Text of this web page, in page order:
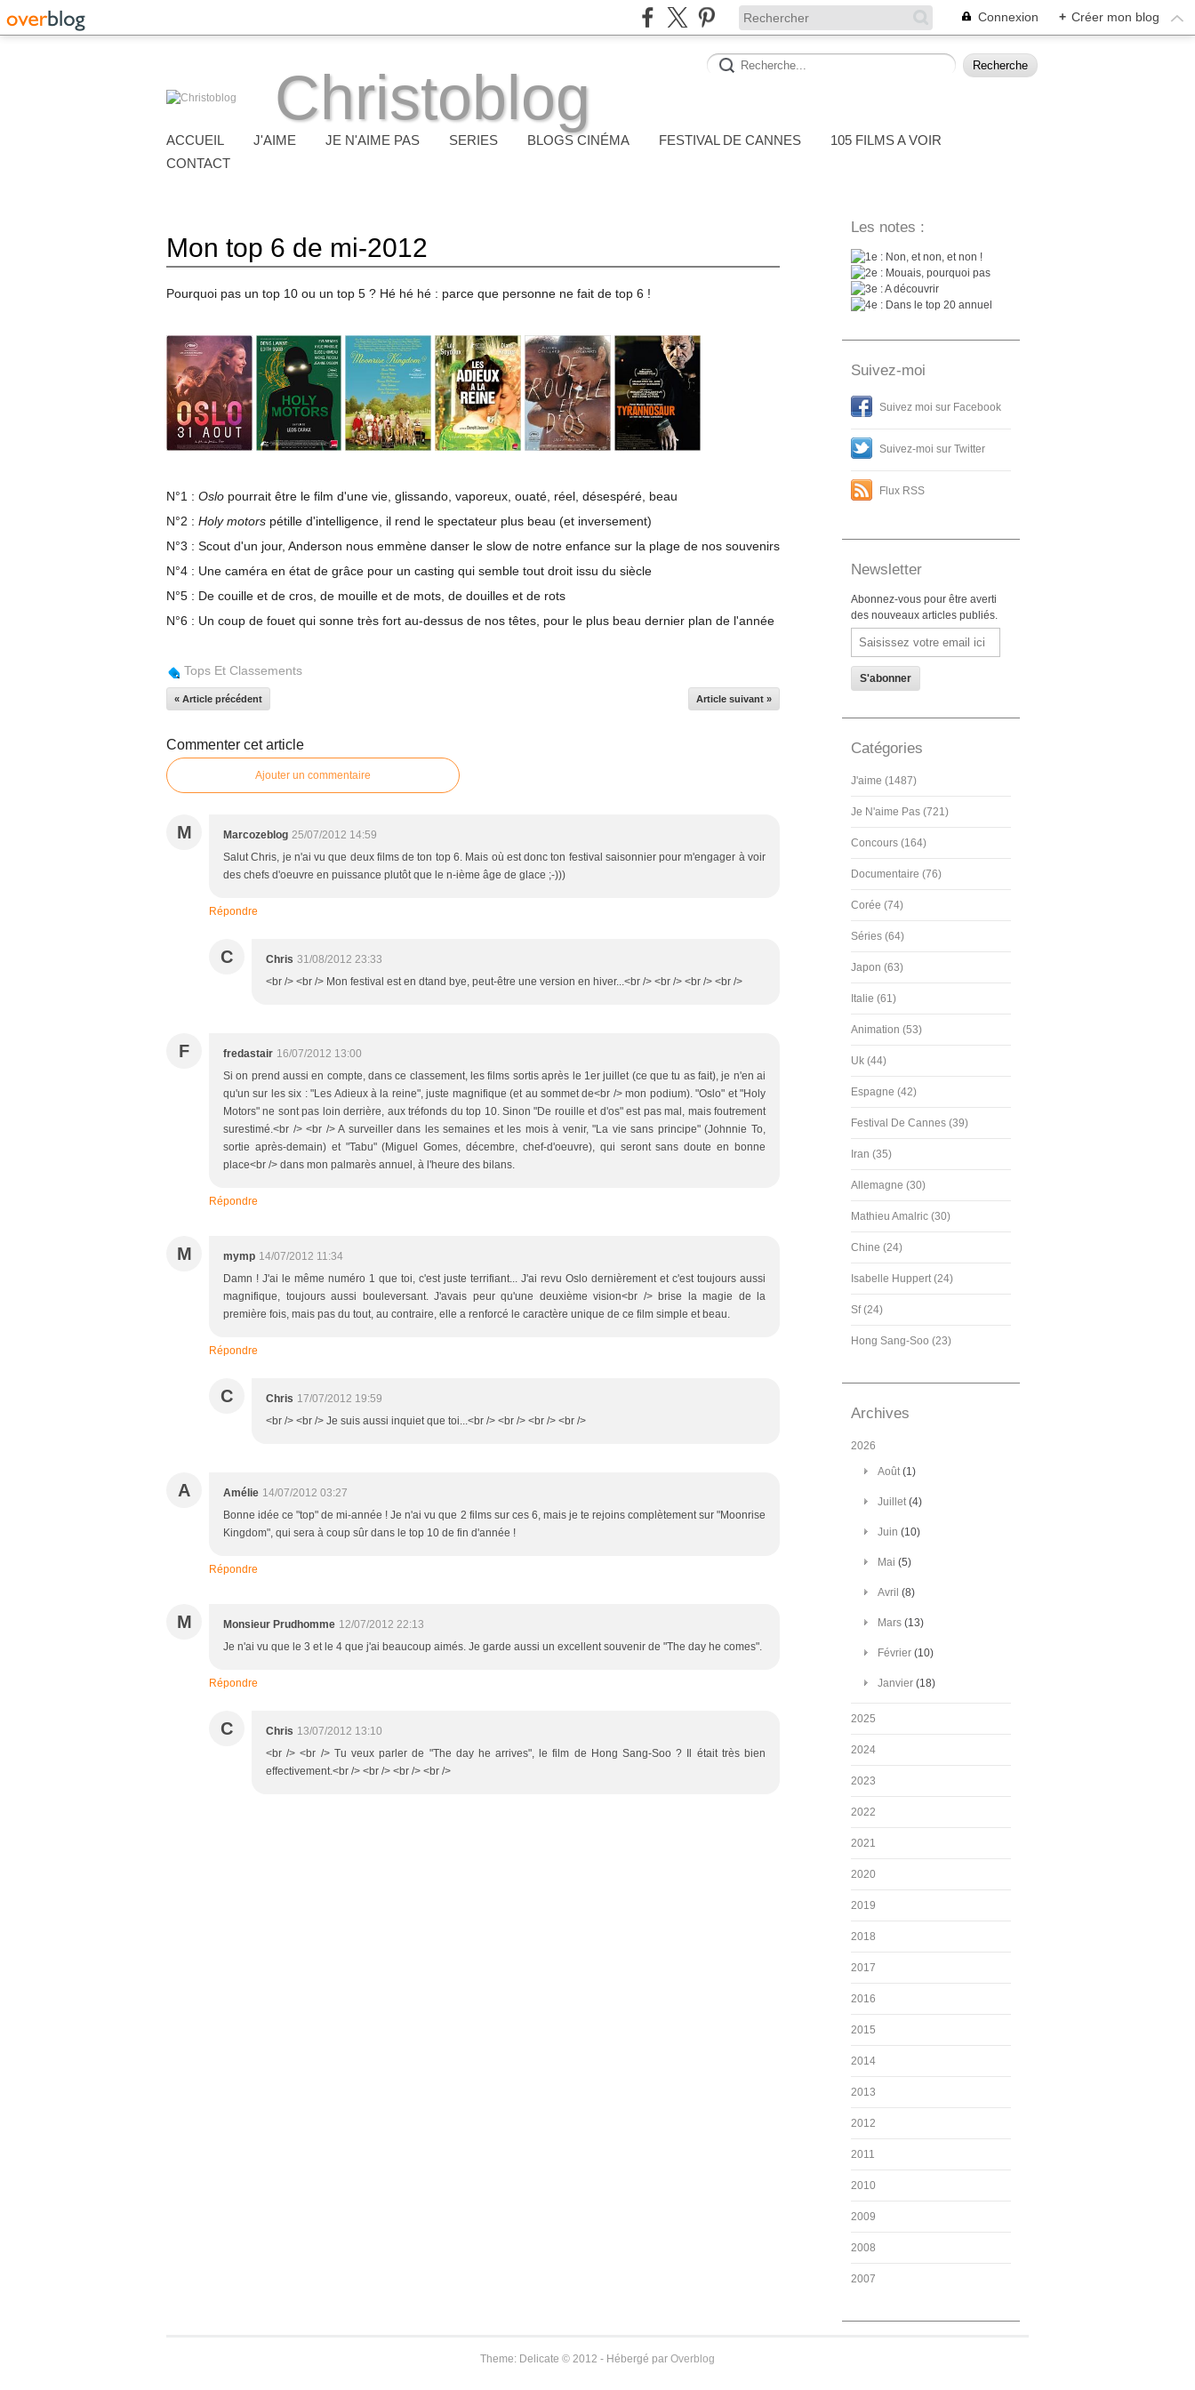
Connexion + Créer mon blog
Christoblog
ACCUEIL J'AIME JE N'AIME PAS SERIES BLOGS CINÉMA FESTIVAL DE CANNES
105 FILMS A VOIR
CONTACT
Mon top 6 de mi-2012
Pourquoi pas un top 10 ou un top 5 ? Hé hé hé : parce que personne ne fait de top 6 !
N°1 : Oslo pourrait être le film d'une vie, glissando, vaporeux, ouaté, réel, désespéré, beau
N°2 : Holy motors pétille d'intelligence, il rend le spectateur plus beau (et inversement)
N°3 : Scout d'un jour, Anderson nous emmène danser le slow de notre enfance sur la plage de nos souvenirs
N°4 : Une caméra en état de grâce pour un casting qui semble tout droit issu du siècle
N°5 : De couille et de cros, de mouille et de mots, de douilles et de rots
N°6 : Un coup de fouet qui sonne très fort au-dessus de nos têtes, pour le plus beau dernier plan de l'année
Tops Et Classements
« Article précédent Article suivant »
Commenter cet article
Ajouter un commentaire
M Marcozeblog 25/07/2012 14:59
Salut Chris, je n'ai vu que deux films de ton top 6. Mais où est donc ton festival saisonnier pour m'engager à voir
des chefs d'oeuvre en puissance plutôt que le n-ième âge de glace ;-)))
Répondre
C Chris 31/08/2012 23:33
<br /> <br /> Mon festival est en dtand bye, peut-être une version en hiver...<br /> <br /> <br /> <br />
F fredastair 16/07/2012 13:00
Si on prend aussi en compte, dans ce classement, les films sortis après le 1er juillet (ce que tu as fait), je n'en ai
qu'un sur les six : "Les Adieux à la reine", juste magnifique (et au sommet de<br /> mon podium). "Oslo" et "Holy
Motors" ne sont pas loin derrière, aux tréfonds du top 10. Sinon "De rouille et d'os" est pas mal, mais foutrement
surestimé.<br /> <br /> A surveiller dans les semaines et les mois à venir, "La vie sans principe" (Johnnie To,
sortie après-demain) et "Tabu" (Miguel Gomes, décembre, chef-d'oeuvre), qui seront sans doute en bonne
place<br /> dans mon palmarès annuel, à l'heure des bilans.
Répondre
M mymp 14/07/2012 11:34
Damn ! J'ai le même numéro 1 que toi, c'est juste terrifiant... J'ai revu Oslo dernièrement et c'est toujours aussi
magnifique, toujours aussi bouleversant. J'avais peur qu'une deuxième vision<br /> brise la magie de la
première fois, mais pas du tout, au contraire, elle a renforcé le caractère unique de ce film simple et beau.
Répondre
C Chris 17/07/2012 19:59
<br /> <br /> Je suis aussi inquiet que toi...<br /> <br /> <br /> <br />
A Amélie 14/07/2012 03:27
Bonne idée ce "top" de mi-année ! Je n'ai vu que 2 films sur ces 6, mais je te rejoins complètement sur "Moonrise
Kingdom", qui sera à coup sûr dans le top 10 de fin d'année !
Répondre
M Monsieur Prudhomme 12/07/2012 22:13
Je n'ai vu que le 3 et le 4 que j'ai beaucoup aimés. Je garde aussi un excellent souvenir de "The day he comes".
Répondre
C Chris 13/07/2012 13:10
<br /> <br /> Tu veux parler de "The day he arrives", le film de Hong Sang-Soo ? Il était très bien
effectivement.<br /> <br /> <br /> <br />
Les notes :
: Non, et non, et non !
: Mouais, pourquoi pas
: A découvrir
: Dans le top 20 annuel
Suivez-moi
Suivez moi sur Facebook
Suivez-moi sur Twitter
Flux RSS
Newsletter
Abonnez-vous pour être averti
des nouveaux articles publiés.
Email
Catégories
J'aime (1487)
Je N'aime Pas (721)
Concours (164)
Documentaire (76)
Corée (74)
Séries (64)
Japon (63)
Italie (61)
Animation (53)
Uk (44)
Espagne (42)
Festival De Cannes (39)
Iran (35)
Allemagne (30)
Mathieu Amalric (30)
Chine (24)
Isabelle Huppert (24)
Sf (24)
Hong Sang-Soo (23)
Archives
2026
Août(1)
Juillet(4)
Juin (10)
Mai (5)
Avril (8)
Mars (13)
Février (10)
Janvier (18)
2025
2024
2023
2022
2021
2020
2019
2018
2017
2016
2015
2014
2013
2012
2011
2010
2009
2008
2007
Theme: Delicate © 2012 - Hébergé par Overblog